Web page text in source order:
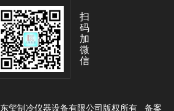
扫
码
加
微
信
玺制冷仪器设备有限公司版权所有备案